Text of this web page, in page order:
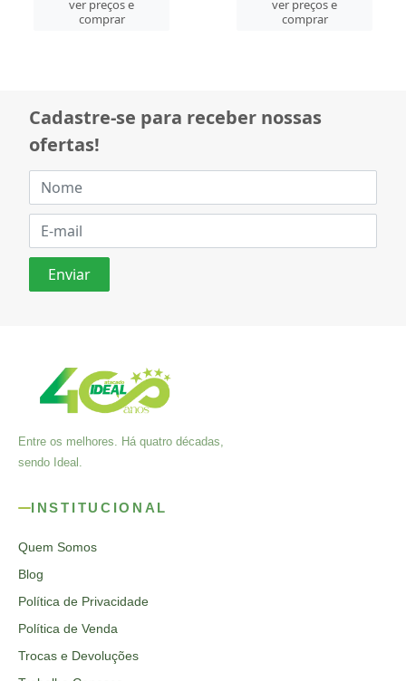
ver preços e
comprar
ver preços e
comprar
Cadastre-se para receber nossas
ofertas!
Entre os melhores. Há quatro décadas,
sendo Ideal.
INSTITUCIONAL
Quem Somos
Blog
Política de Privacidade
Política de Venda
Trocas e Devoluções